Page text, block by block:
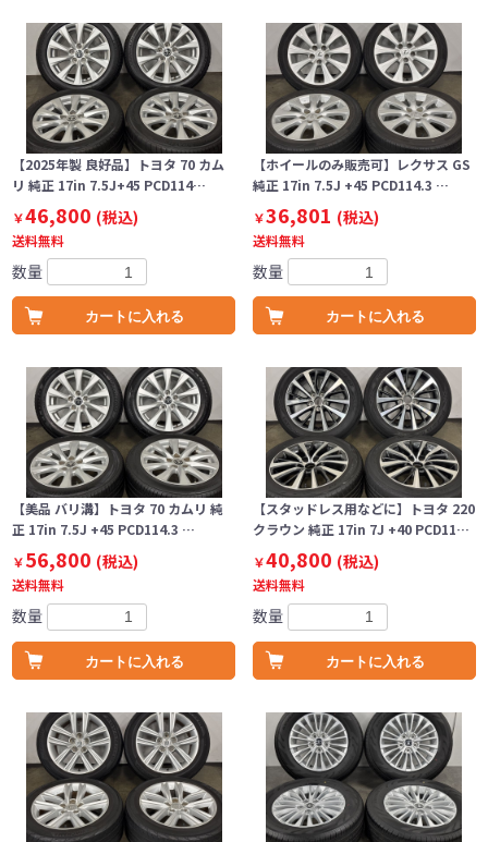
【2025年製 良好品】トヨタ 70 カム
リ 純正 17in 7.5J+45 PCD114…
￥46,800 (税込)
送料無料
数量
カートに入れる
【ホイールのみ販売可】レクサス GS
純正 17in 7.5J +45 PCD114.3 …
￥36,801 (税込)
送料無料
数量
カートに入れる
【美品 バリ溝】トヨタ 70 カムリ 純
正 17in 7.5J +45 PCD114.3 …
￥56,800 (税込)
送料無料
数量
カートに入れる
【スタッドレス用などに】トヨタ 220
クラウン 純正 17in 7J +40 PCD11…
￥40,800 (税込)
送料無料
数量
カートに入れる